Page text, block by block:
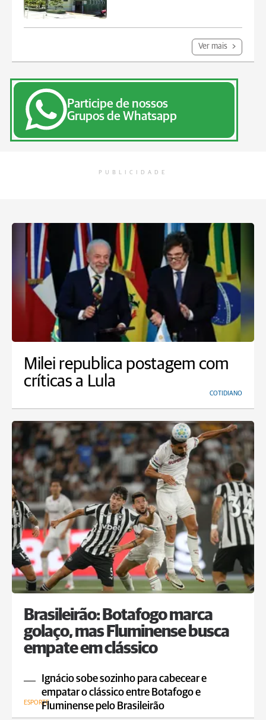
Ver mais
Participe de nossos
Grupos de Whatsapp
PUBLICIDADE
Milei republica postagem com
críticas a Lula
COTIDIANO
Brasileirão: Botafogo marca
golaço, mas Fluminense busca
empate em clássico
Ignácio sobe sozinho para cabecear e
empatar o clássico entre Botafogo e
Fluminense pelo Brasileirão
ESPORTE